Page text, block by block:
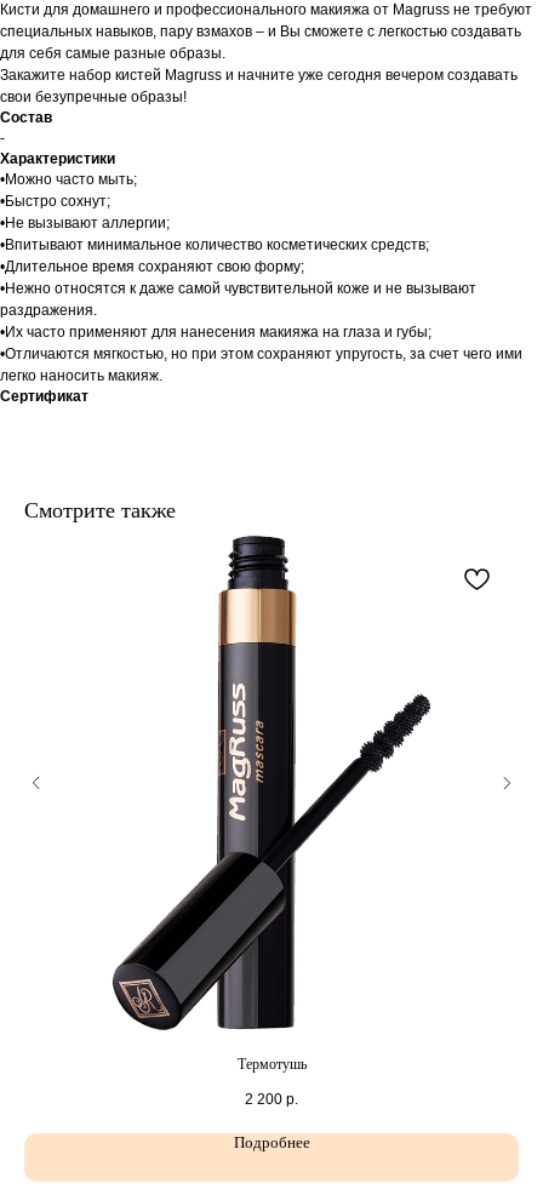
Кисти для домашнего и профессионального макияжа от Magruss не требуют
специальных навыков, пару взмахов – и Вы сможете с легкостью создавать
для себя самые разные образы.
Закажите набор кистей Magruss и начните уже сегодня вечером создавать
свои безупречные образы!
Состав
-
Характеристики
•Можно часто мыть;
•Быстро сохнут;
•Не вызывают аллергии;
•Впитывают минимальное количество косметических средств;
•Длительное время сохраняют свою форму;
•Нежно относятся к даже самой чувствительной коже и не вызывают
раздражения.
•Их часто применяют для нанесения макияжа на глаза и губы;
•Отличаются мягкостью, но при этом сохраняют упругость, за счет чего ими
легко наносить макияж.
Сертификат
Смотрите также
Термотушь
2 200 р.
Подробнее